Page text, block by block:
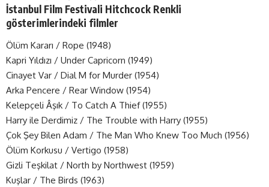
İstanbul Film Festivali Hitchcock Renkli
gösterimlerindeki filmler
Ölüm Kararı / Rope (1948)
Kapri Yıldızı / Under Capricorn (1949)
Cinayet Var / Dial M for Murder (1954)
Arka Pencere / Rear Window (1954)
Kelepçeli Âşık / To Catch A Thief (1955)
Harry ile Derdimiz / The Trouble with Harry (1955)
Çok Şey Bilen Adam / The Man Who Knew Too Much (1956)
Ölüm Korkusu / Vertigo (1958)
Gizli Teşkilat / North by Northwest (1959)
Kuşlar / The Birds (1963)